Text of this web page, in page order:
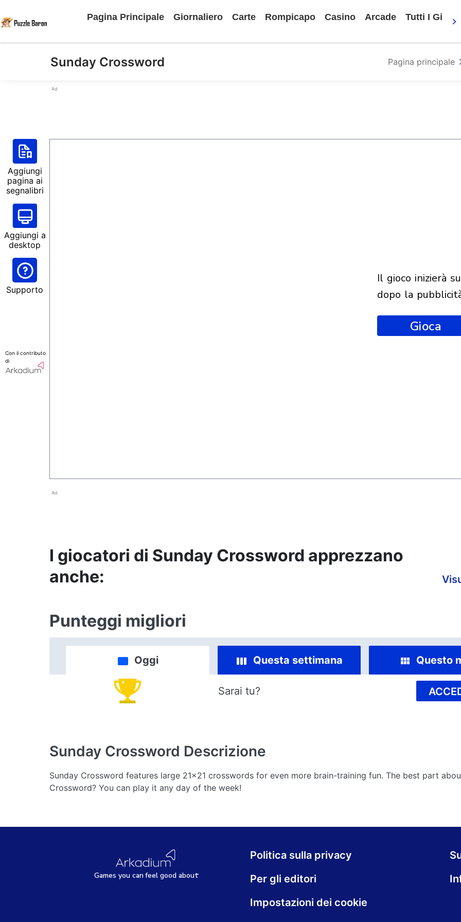
Pagina Principale Giornaliero Carte Rompicapo Casino Arcade Tutti I Giochi
Sunday Crossword Pagina principale
Ad
Aggiungi
pagina ai
segnalibri
Aggiungi a
desktop
Supporto
Con il contributo
di
il gioco inizierà subito
dopo la
Gioca
Ad
I giocatori di Sunday Crossword apprezzano
anche:
Punteggi migliori
Oggi Questa settimana Questo
Sarai tu?
Sunday Crossword Descrizione
Sunday Crossword features large 21x21 crosswords for even more brain-training fun. The best part
Crossword? You can play it any day of the week!
Games you canfeel good about
Politica sulla privacy
Per gli editori
Impostazioni dei cookie